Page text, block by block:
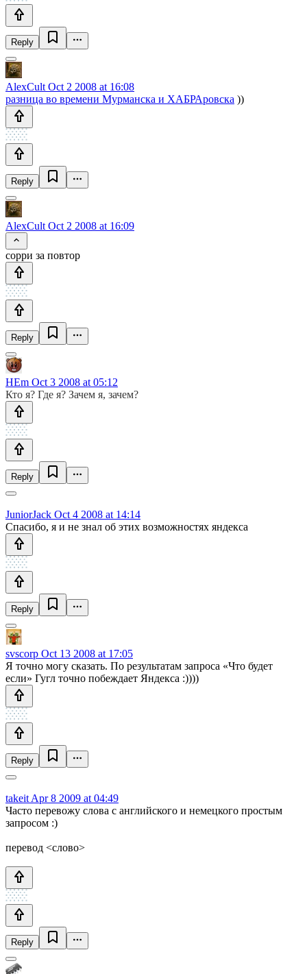
Reply
AlexCult Oct 2 2008 at 16:08
разница во времени Мурманска и ХАБРАровска ))
Reply
AlexCult Oct 2 2008 at 16:09
сорри за повтор
Reply
HEm Oct 3 2008 at 05:12
Кто я? Где я? Зачем я, зачем?
Reply
JuniorJack Oct 4 2008 at 14:14
Спасибо, я и не знал об этих возможностях яндекса
Reply
svscorp Oct 13 2008 at 17:05
Я точно могу сказать. По результатам запроса «Что будет
если» Гугл точно побеждает Яндекса :))))
Reply
takeit Apr 8 2009 at 04:49
Часто перевожу слова с английского и немецкого простым
запросом :)
перевод <слово>
Reply